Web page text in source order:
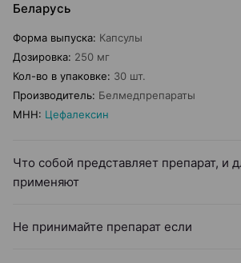
Беларусь
Форма выпуска: Капсулы
Дозировка: 250 мг
Кол-во в упаковке: 30 шт.
Производитель: Белмедпрепараты
МНН: Цефалексин
Что собой представляет препарат, и
применяют
Не принимайте препарат если